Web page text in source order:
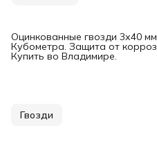
Оцинкованные гвозди 3х40
Кубометра. Защита от
Купить во Владимире.
Гвозди